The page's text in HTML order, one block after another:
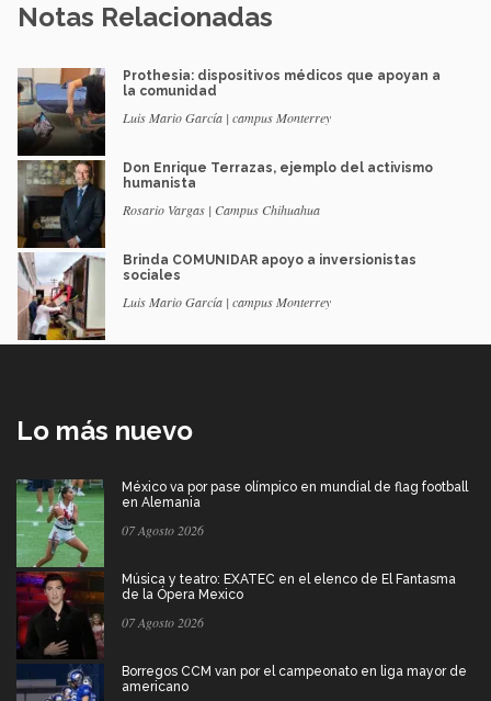
Notas Relacionadas
Prothesia: dispositivos médicos que apoyan a
la comunidad
Luis Mario García | campus Monterrey
Don Enrique Terrazas, ejemplo del activismo
humanista
Rosario Vargas | Campus Chihuahua
Brinda COMUNIDAR apoyo a inversionistas
sociales
Luis Mario García | campus Monterrey
Lo más nuevo
México va por pase olímpico en mundial de flag football
en Alemania
07 Agosto 2026
Música y teatro: EXATEC en el elenco de El Fantasma
de la Ópera Mexico
07 Agosto 2026
Borregos CCM van por el campeonato en liga mayor de
americano